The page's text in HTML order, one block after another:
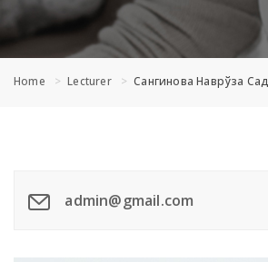
Home Lecturer Сангинова Наврўза
admin@gmail.com